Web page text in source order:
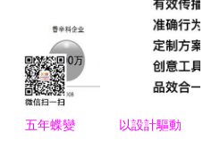
卓越的深圳
網站建設與
數字營銷生
態
五年蝶變
以設計驅動